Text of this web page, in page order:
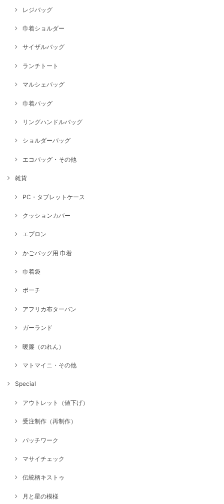
レジバッグ
巾着ショルダー
サイザルバッグ
ランチトート
マルシェバッグ
巾着バッグ
リングハンドルバッグ
ショルダーバッグ
エコバッグ・その他
雑貨
PC・タブレットケース
クッションカバー
エプロン
かごバッグ用 巾着
巾着袋
ポーチ
アフリカ布ターバン
ガーランド
暖簾（のれん）
マトマイニ・その他
Special
アウトレット（値下げ）
受注制作（再制作）
パッチワーク
マサイチェック
伝統柄キストゥ
月と星の模様